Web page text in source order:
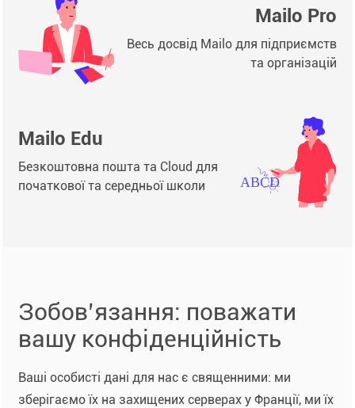
Mailo Pro
Весь досвід Mailo для підприємств
та організацій
Mailo Edu
Безкоштовна пошта та Cloud для
початкової та середньої школи
Зобов’язання: поважати
вашу конфіденційність
Ваші особисті дані для нас є священними: ми
зберігаємо їх на захищених серверах у Франції, ми їх